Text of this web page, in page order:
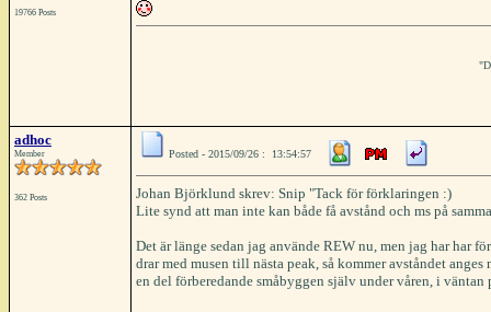
19766 Posts
adhoc
Member
362 Posts
Posted - 2015/09/26 : 13:54:57
Johan Björklund skrev: Snip "Tack för förklaringen :)
Lite synd att man inte kan både få avstånd och ms på
Det är länge sedan jag använde REW nu, men jag har har
drar med musen till nästa peak, så kommer avståndet
en del förberedande småbyggen själv under våren, i